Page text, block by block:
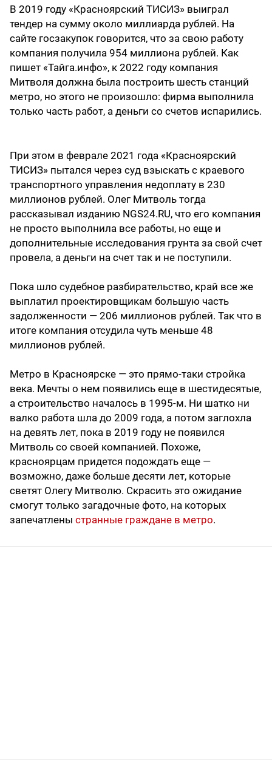
В 2019 году «Красноярский ТИСИЗ» выиграл
тендер на сумму около миллиарда рублей. На
сайте госзакупок говорится, что за свою работу
компания получила 954 миллиона рублей. Как
пишет «Тайга.инфо», к 2022 году компания
Митволя должна была построить шесть станций
метро, но этого не произошло: фирма выполнила
только часть работ, а деньги со счетов испарились.
При этом в феврале 2021 года «Красноярский
ТИСИЗ» пытался через суд взыскать с краевого
транспортного управления недоплату в 230
миллионов рублей. Олег Митволь тогда
рассказывал изданию NGS24.RU, что его компания
не просто выполнила все работы, но еще и
дополнительные исследования грунта за свой счет
провела, а деньги на счет так и не поступили.
Пока шло судебное разбирательство, край все же
выплатил проектировщикам большую часть
задолженности — 206 миллионов рублей. Так что в
итоге компания отсудила чуть меньше 48
миллионов рублей.
Метро в Красноярске — это прямо-таки стройка
века. Мечты о нем появились еще в шестидесятые,
а строительство началось в 1995-м. Ни шатко ни
валко работа шла до 2009 года, а потом заглохла
на девять лет, пока в 2019 году не появился
Митволь со своей компанией. Похоже,
красноярцам придется подождать еще —
возможно, даже больше десяти лет, которые
светят Олегу Митволю. Скрасить это ожидание
смогут только загадочные фото, на которых
запечатлены странные граждане в метро.